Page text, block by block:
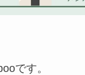
です。